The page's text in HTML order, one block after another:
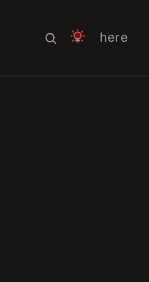
here